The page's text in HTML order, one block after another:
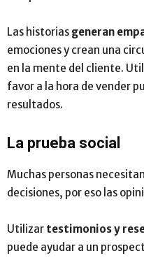
Las historias generan
emociones y crean una
en la mente del cliente.
favor a la hora de vender
resultados.
La prueba social
Muchas personas
decisiones, por eso las
Utilizar testimonios y
puede ayudar a un